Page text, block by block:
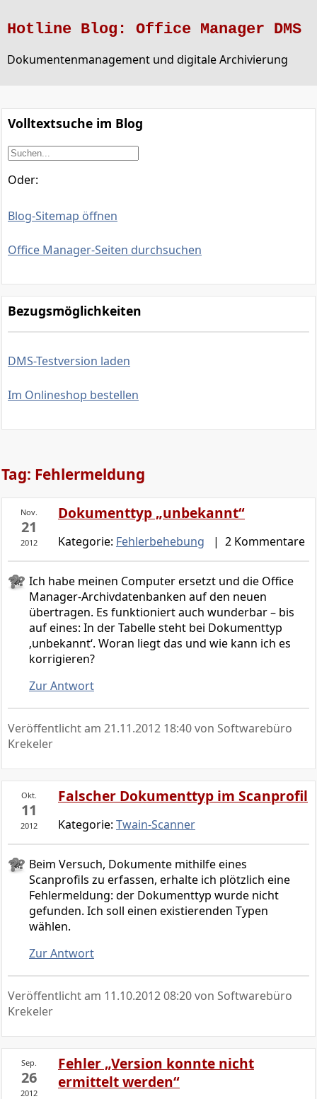
Hotline Blog: Office Manager DMS
Dokumentenmanagement und digitale Archivierung
Volltextsuche im Blog
Oder:
Blog-Sitemap öffnen
Office Manager-Seiten durchsuchen
Bezugsmöglichkeiten
DMS-Testversion laden
Im Onlineshop bestellen
Tag: Fehlermeldung
Nov.
21
2012
Dokumenttyp „unbekannt“
Kategorie: Fehlerbehebung | 2 Kommentare
Ich habe meinen Computer ersetzt und die Office
Manager-Archivdatenbanken auf den neuen
übertragen. Es funktioniert auch wunderbar – bis
auf eines: In der Tabelle steht bei Dokumenttyp
‚unbekannt‘. Woran liegt das und wie kann ich es
korrigieren?
Zur Antwort
Veröffentlicht am 21.11.2012 18:40von Softwarebüro
Krekeler
Okt.
11
2012
Falscher Dokumenttyp im Scanprofil
Kategorie: Twain-Scanner
Beim Versuch, Dokumente mithilfe eines
Scanprofils zu erfassen, erhalte ich plötzlich eine
Fehlermeldung: der Dokumenttyp wurde nicht
gefunden. Ich soll einen existierenden Typen
wählen.
Zur Antwort
Veröffentlicht am 11.10.2012 08:20von Softwarebüro
Krekeler
Sep.
26
2012
Fehler „Version konnte nicht
ermittelt werden“